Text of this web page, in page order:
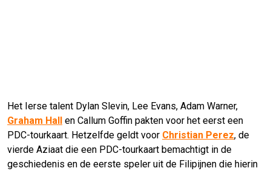
Het Ierse talent Dylan Slevin, Lee Evans, Adam Warner,
Graham Hall
en Callum Goffin pakten voor het eerst een
PDC-tourkaart. Hetzelfde geldt voor Christian Perez, de
vierde Aziaat die een PDC-tourkaart bemachtigt in de
geschiedenis en de eerste speler uit de Filipijnen die hierin